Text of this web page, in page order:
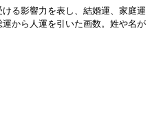
る影響力を表し、結婚運、家庭運
から人運を引いた画数。姓や名が